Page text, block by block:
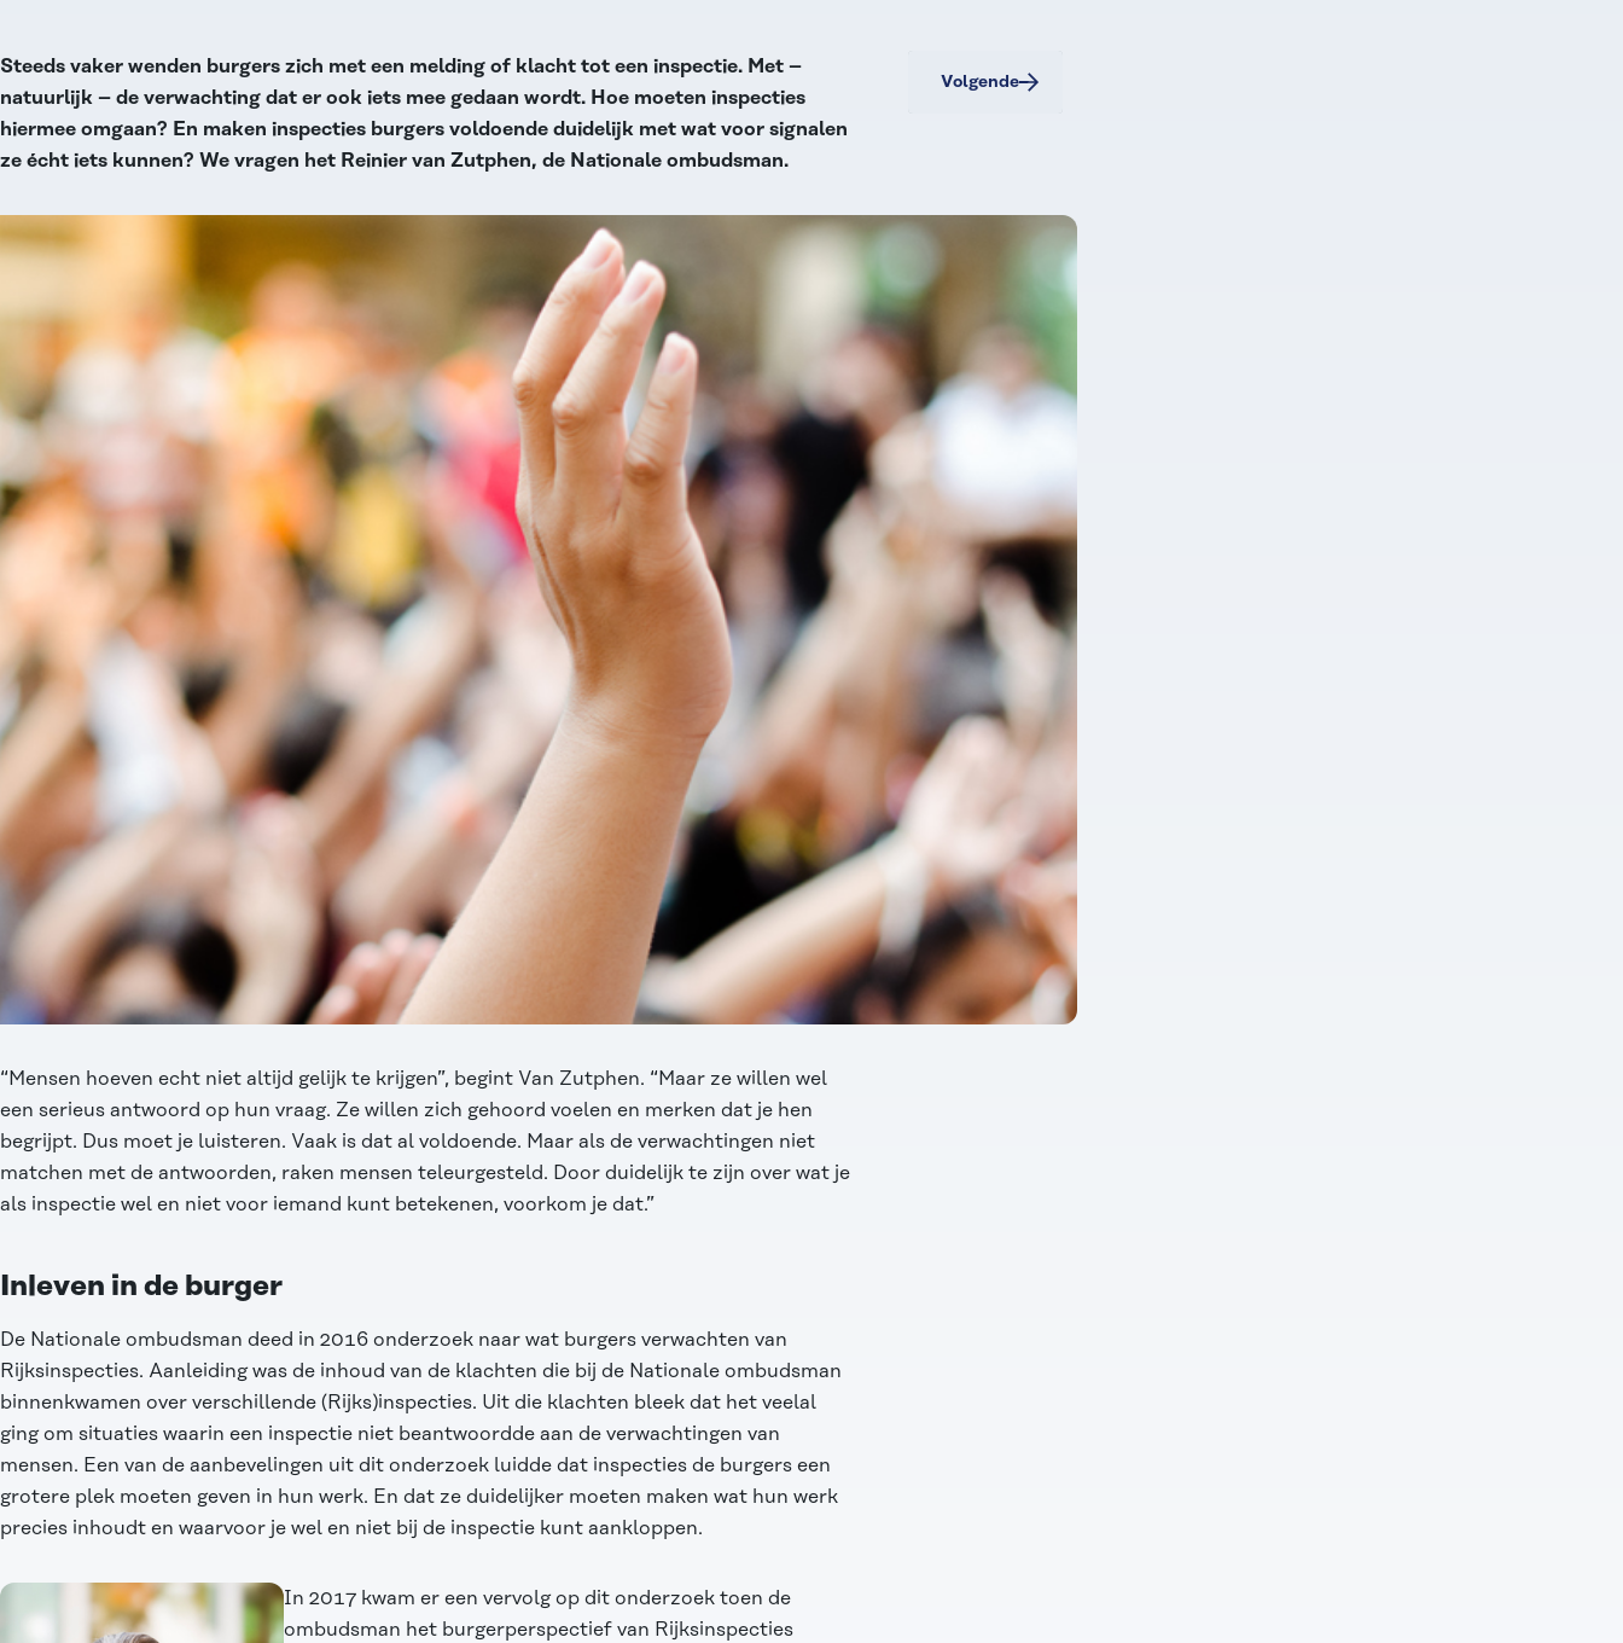
Volgende
Steeds vaker wenden burgers zich met een melding of klacht tot een inspectie. Met –
natuurlijk – de verwachting dat er ook iets mee gedaan wordt. Hoe moeten inspecties
hiermee omgaan? En maken inspecties burgers voldoende duidelijk met wat voor signalen
ze écht iets kunnen? We vragen het Reinier van Zutphen, de Nationale ombudsman.
“Mensen hoeven echt niet altijd gelijk te krijgen”, begint Van Zutphen. “Maar ze willen wel
een serieus antwoord op hun vraag. Ze willen zich gehoord voelen en merken dat je hen
begrijpt. Dus moet je luisteren. Vaak is dat al voldoende. Maar als de verwachtingen niet
matchen met de antwoorden, raken mensen teleurgesteld. Door duidelijk te zijn over wat je
als inspectie wel en niet voor iemand kunt betekenen, voorkom je dat.”
Inleven in de burger
De Nationale ombudsman deed in 2016 onderzoek naar wat burgers verwachten van
Rijksinspecties. Aanleiding was de inhoud van de klachten die bij de Nationale ombudsman
binnenkwamen over verschillende (Rijks)inspecties. Uit die klachten bleek dat het veelal
ging om situaties waarin een inspectie niet beantwoordde aan de verwachtingen van
mensen. Een van de aanbevelingen uit dit onderzoek luidde dat inspecties de burgers een
grotere plek moeten geven in hun werk. En dat ze duidelijker moeten maken wat hun werk
precies inhoudt en waarvoor je wel en niet bij de inspectie kunt aankloppen.
In 2017 kwam er een vervolg op dit onderzoek toen de
ombudsman het burgerperspectief van Rijksinspecties